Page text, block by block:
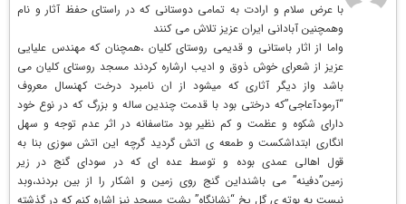
با عرض سلام و ارادت به تمامی دوستانی که در راستای حفظ آثار و نام
وهمچنین آبادانی ایران عزیز تلاش می کنند
واما از اثار باستانی و قدیمی روستای کلیان ،همچنان که مهندس علیایی
عزیز از شعرای خوش ذوق و ادیب ارشاره کردند مسجد روستای کلیان می
باشد واز دیگر آثاری که میشود از ان نامبرد درخت کهنسال معروف
“آرمودآعاجی”که درختی بود با قدمت چندین ساله و بزرگ که در نوع خود
دارای شکوه و عظمت و کم نظیر بود متاسفانه در اثر عدم توجه و سهل
انگاری ابتداشکست و طمعه ی اتش گردید گرچه این اتش سوزی بنا به
قول اهالی عمدی بوده و توسط عده ای که در سودای گنج در زیر
زمین”دفینه” می باشنداین گنج روی زمین و اشکار را از بین بردند،وبد
نیست به بوته ی گل یخ “نشانگاه” پشت مسجد نیز اشاره کنم که در گذشته